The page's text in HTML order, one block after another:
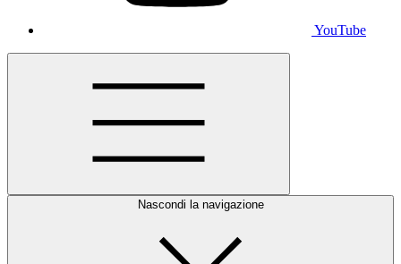
YouTube
Nascondi la navigazione